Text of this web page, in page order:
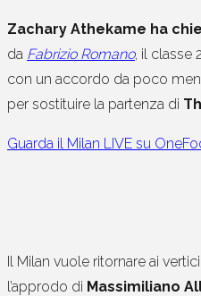
Zachary Athekame ha
da Fabrizio Romano, il classe
con un accordo da poco
per sostituire la partenza di
Guarda il Milan LIVE su
Il Milan vuole ritornare ai
l’approdo di Massimiliano